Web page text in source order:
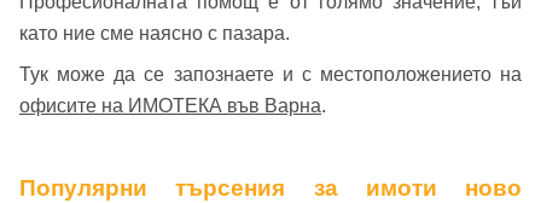
като ние сме наясно с пазара.
Тук може да се запознаете и с местоположението на
офисите на ИМОТЕКА във Варна.
Популярни търсения за имоти ново